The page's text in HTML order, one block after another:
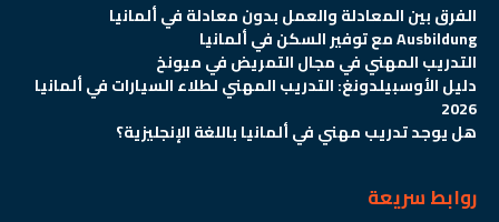
الفرق بين المعادلة والعمل بدون معادلة في ألمانيا
Ausbildung مع توفير السكن في ألمانيا
التدريب المهني في مجال التمريض في ميونخ
دليل الأوسبيلدونغ: التدريب المهني لطلاء السيارات في ألمانيا
2026
هل يوجد تدريب مهني في ألمانيا باللغة الإنجليزية؟
روابط سريعة